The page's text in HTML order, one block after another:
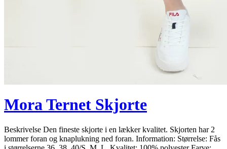
Mora Ternet Skjorte
Beskrivelse Den fineste skjorte i en lækker kvalitet. Skjorten har 2
lommer foran og knaplukning ned foran. Information: Størrelse: Fås